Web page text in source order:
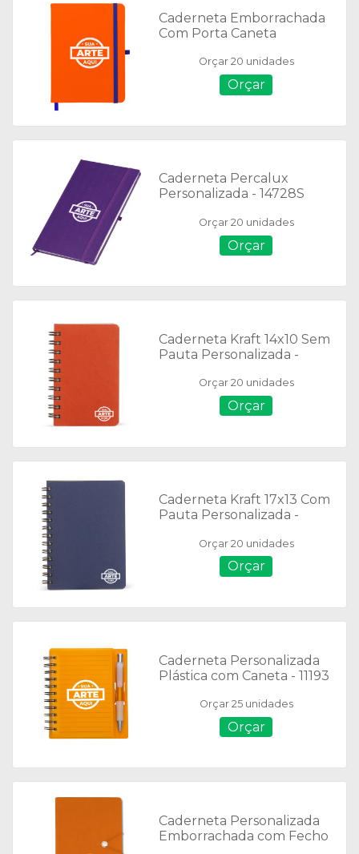
Caderneta Emborrachada
Com Porta Caneta
Orçar 20 unidades
Orçar
Caderneta Percalux
Personalizada - 14728S
Orçar 20 unidades
Orçar
Caderneta Kraft 14x10 Sem
Pauta Personalizada -
Orçar 20 unidades
Orçar
Caderneta Kraft 17x13 Com
Pauta Personalizada -
Orçar 20 unidades
Orçar
Caderneta Personalizada
Plástica com Caneta - 11193
Orçar 25 unidades
Orçar
Caderneta Personalizada
Emborrachada com Fecho